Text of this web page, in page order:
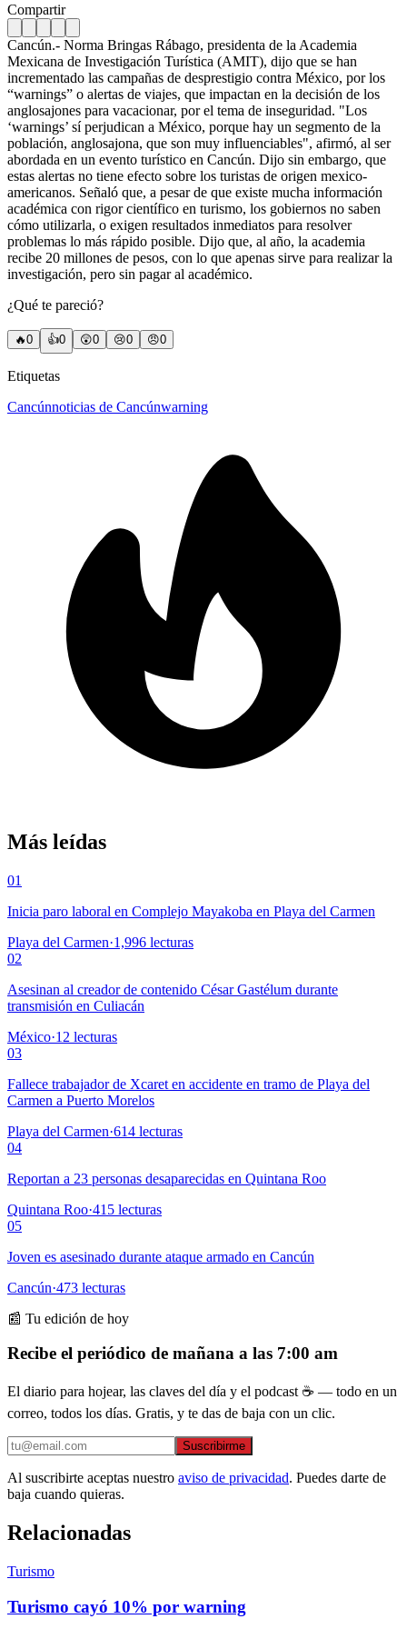
Compartir
Cancún.- Norma Bringas Rábago, presidenta de la Academia
Mexicana de Investigación Turística (AMIT), dijo que se han
incrementado las campañas de desprestigio contra México, por los
“warnings” o alertas de viajes, que impactan en la decisión de los
anglosajones para vacacionar, por el tema de inseguridad. "Los
‘warnings’ sí perjudican a México, porque hay un segmento de la
población, anglosajona, que son muy influenciables", afirmó, al ser
abordada en un evento turístico en Cancún. Dijo sin embargo, que
estas alertas no tiene efecto sobre los turistas de origen mexico-
americanos. Señaló que, a pesar de que existe mucha información
académica con rigor científico en turismo, los gobiernos no saben
cómo utilizarla, o exigen resultados inmediatos para resolver
problemas lo más rápido posible. Dijo que, al año, la academia
recibe 20 millones de pesos, con lo que apenas sirve para realizar la
investigación, pero sin pagar al académico.
¿Qué te pareció?
🔥0 👍0 😲0 😢0 😠0
Etiquetas
Cancúnnoticias de Cancúnwarning
Más leídas
01
Inicia paro laboral en Complejo Mayakoba en Playa del Carmen
Playa del Carmen·1,996 lecturas
02
Asesinan al creador de contenido César Gastélum durante
transmisión en Culiacán
México·12 lecturas
03
Fallece trabajador de Xcaret en accidente en tramo de Playa del
Carmen a Puerto Morelos
Playa del Carmen·614 lecturas
04
Reportan a 23 personas desaparecidas en Quintana Roo
Quintana Roo·415 lecturas
05
Joven es asesinado durante ataque armado en Cancún
Cancún·473 lecturas
📰 Tu edición de hoy
Recibe el periódico de mañana a las 7:00 am
El diario para hojear, las claves del día y el podcast ☕ — todo en un
correo, todos los días. Gratis, y te das de baja con un clic.
Suscribirme
Al suscribirte aceptas nuestro aviso de privacidad. Puedes darte de
baja cuando quieras.
Relacionadas
Turismo
Turismo cayó 10% por warning